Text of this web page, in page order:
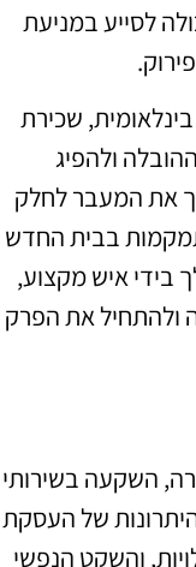
לסייע במניעת
שכירת
ולהפיג
את המעבר לחלק
בבית החדש
בידי איש מקצוע,
ולהתחיל את הפרק
השקעה בשירותי
של העסקת
והשקט הנפשי